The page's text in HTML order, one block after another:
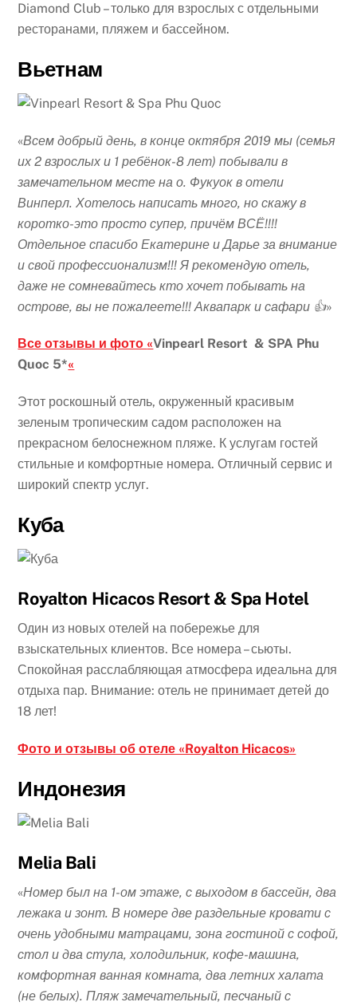
Diamond Club – только для взрослых с отдельными
ресторанами, пляжем и бассейном.
Вьетнам
«Всем добрый день, в конце октября 2019 мы (семья
их 2 взрослых и 1 ребёнок-8 лет) побывали в
замечательном месте на о. Фукуок в отели
Винперл. Хотелось написать много, но скажу в
коротко-это просто супер, причём ВСЁ!!!!
Отдельное спасибо Екатерине и Дарье за внимание
и свой профессионализм!!! Я рекомендую отель,
даже не сомневайтесь кто хочет побывать на
острове, вы не пожалеете!!! Аквапарк и сафари 👍»
Все отзывы и фото «Vinpearl Resort & SPA Phu
Quoc 5*«
Этот роскошный отель, окруженный красивым
зеленым тропическим садом расположен на
прекрасном белоснежном пляже. К услугам гостей
стильные и комфортные номера. Отличный сервис и
широкий спектр услуг.
Куба
Royalton Hicacos Resort & Spa Hotel
Один из новых отелей на побережье для
взыскательных клиентов. Все номера – сьюты.
Спокойная расслабляющая атмосфера идеальна для
отдыха пар. Внимание: отель не принимает детей до
18 лет!
Фото и отзывы об отеле «Royalton Hicacos»
Индонезия
Melia Bali
«Номер был на 1-ом этаже, с выходом в бассейн, два
лежака и зонт. В номере две раздельные кровати с
очень удобными матрацами, зона гостиной с софой,
стол и два стула, холодильник, кофе-машина,
комфортная ванная комната, два летних халата
(не белых). Пляж замечательный, песчаный с